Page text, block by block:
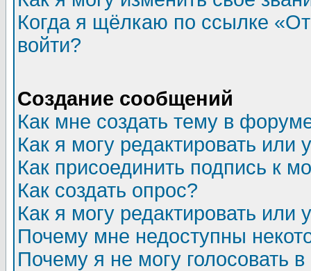
Когда я щёлкаю по ссылке
войти?
Создание сообщений
Как мне создать тему в
Как я могу редактировать или
Как присоединить подпись к
Как создать опрос?
Как я могу редактировать или
Почему мне недоступны
Почему я не могу голосовать